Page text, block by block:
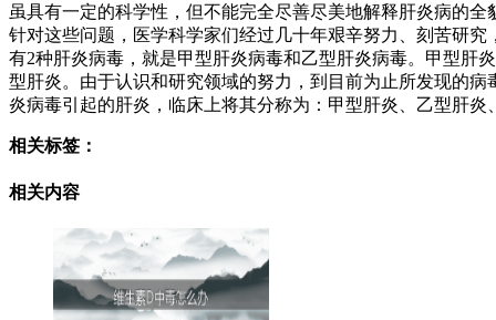
虽具有一定的科学性，但不能完全尽善尽美地解释肝炎病的
针对这些问题，医学科学家们经过几十年艰辛努力、刻苦研
有2种肝炎病毒，就是甲型肝炎病毒和乙型肝炎病毒。甲型肝
型肝炎。由于认识和研究领域的努力，到目前为止所发现的
炎病毒引起的肝炎，临床上将其分称为：甲型肝炎、乙型肝
相关标签：
相关内容